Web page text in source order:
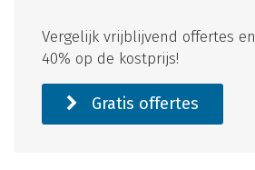
Vergelijk vrijblijvend offertes
40% op de kostprijs!
Gratis offertes